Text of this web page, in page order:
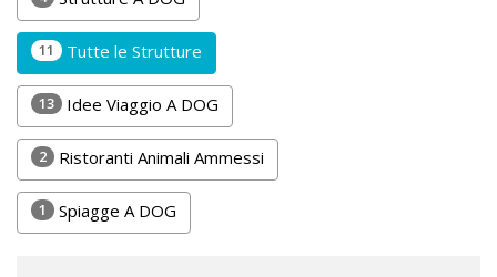
DOG
INFO
A
DOG
11 Tutte le Strutture
13 Idee Viaggio A DOG
2 Ristoranti Animali Ammessi
1 Spiagge A DOG